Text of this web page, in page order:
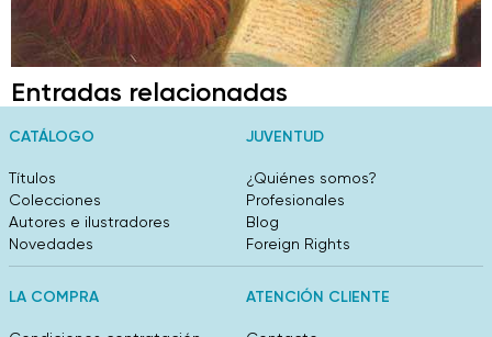
Entradas relacionadas
CATÁLOGO
Títulos
Colecciones
Autores e ilustradores
Novedades
JUVENTUD
¿Quiénes somos?
Profesionales
Blog
Foreign Rights
LA COMPRA ATENCIÓN CLIENTE